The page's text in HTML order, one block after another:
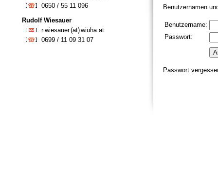
0650 / 55 11 096
Rudolf Wiesauer
r.wiesauer(at)wiuha.at
0699 / 11 09 31 07
Benutzernamen
Benutzername:
Passwort:
Passwort